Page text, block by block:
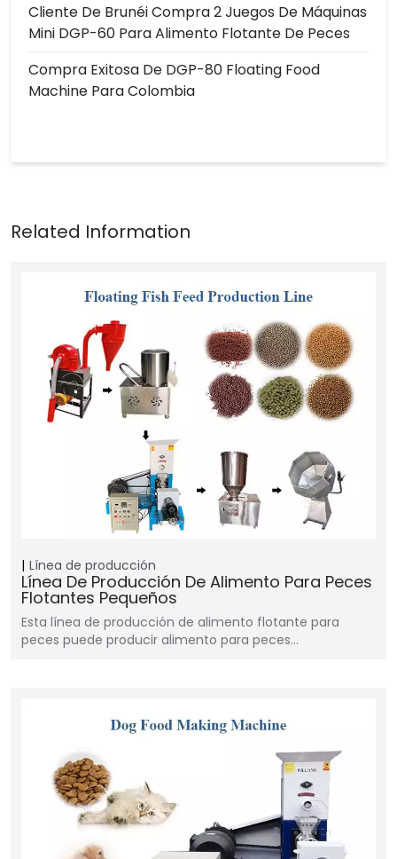
Cliente De Brunéi Compra 2 Juegos De Máquinas
Mini DGP-60 Para Alimento Flotante De Peces
Compra Exitosa De DGP-80 Floating Food
Machine Para Colombia
Línea de producción
Línea De Producción De Alimento Para Peces
Flotantes Pequeños
Esta línea de producción de alimento flotante para
peces puede producir alimento para peces…